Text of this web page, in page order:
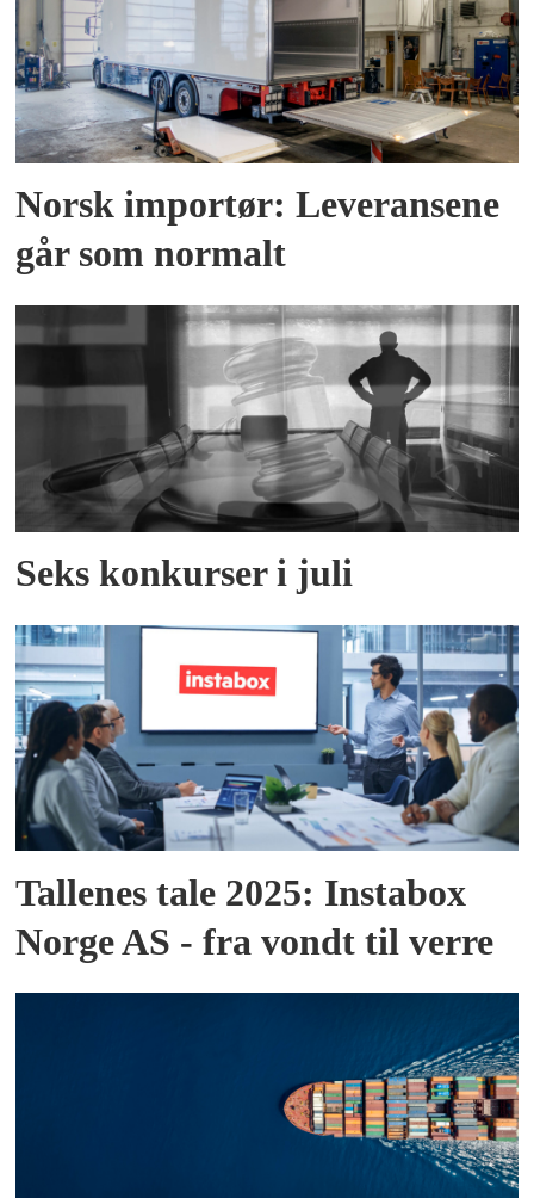
Norsk importør: Leveransene
går som normalt
Seks konkurser i juli
Tallenes tale 2025: Instabox
Norge AS - fra vondt til verre